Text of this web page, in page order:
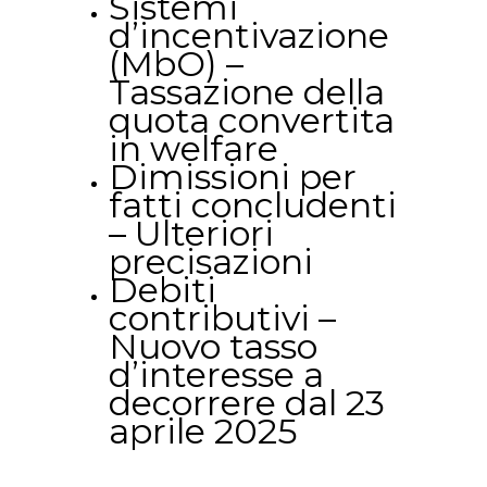
d’incentivazione
(MbO) –
Tassazione della
quota convertita
in welfare
Dimissioni per
fatti concludenti
– Ulteriori
precisazioni
Debiti
contributivi –
Nuovo tasso
d’interesse a
decorrere dal 23
aprile 2025